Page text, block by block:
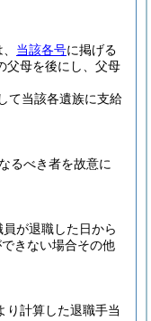
当該各号に掲げる
父母を後にし、父母
て当該各遺族に支給
るべき者を故意に
が退職した日から
きない場合その他
り計算した退職手当